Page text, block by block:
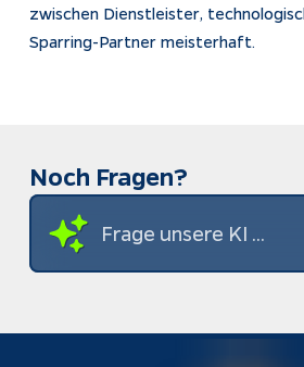
zwischen Dienstleister,
Sparring-Partner meisterhaft.
Noch Fragen?